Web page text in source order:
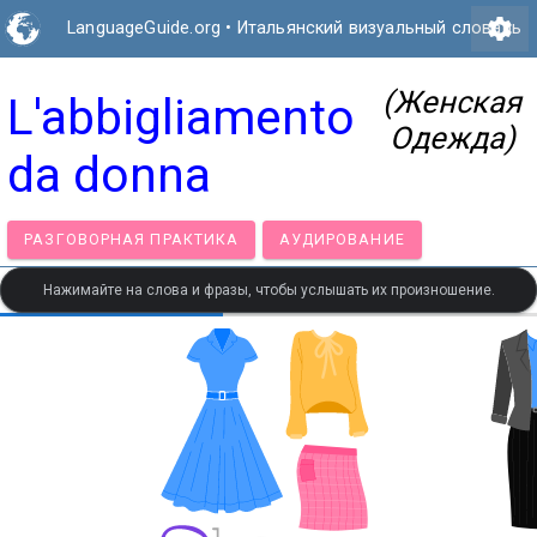
LanguageGuide.org • Итальянский визуальный словарь
settings
L'abbigliamento
da donna
(Женская
Одежда)
РАЗГОВОРНАЯ ПРАКТИКА АУДИРОВАНИЕ
Нажимайте на слова и фразы, чтобы услышать их произношение.